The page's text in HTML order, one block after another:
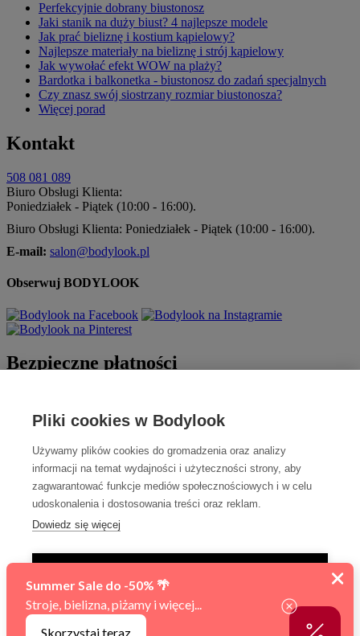
Pliki cookies w Bodylook
Używamy plików cookies do gromadzenia oraz analizy
informacji na temat wydajności i użyteczności strony, aby
zagwarantować funkcje mediów społecznościowych i w celu
udoskonalenia i dostosowania treści oraz reklam.
Dowiedz się więcej
AKCEPTUJ WSZYSTKIE
Perfekcyjnie dobrany biustonosz
Jaki stanik na duży biust? 4 najlepsze modele
Jak prać bieliznę i kostium kąpielowy?
Najlepsze materiały na bieliznę i strój kąpielowy
Jak wywołać efekt WOW na plaży?
Bardotka i balkonetka - biustonosz do zadań specjalnych
Czy znasz swój siostrzany rozmiar biustonosza?
Więcej porad
Kontakt
508 081 089
Biuro Obsługi Klienta:
Poniedziałek - Piątek (10:00 - 16:00).
Biuro Obsługi Klienta: Poniedziałek - Piątek (10:00 - 16:00).
E-mail: salon@bodylook.pl
Obserwuj BODYLOOK
Bezpieczne płatności
Szybka dostawa